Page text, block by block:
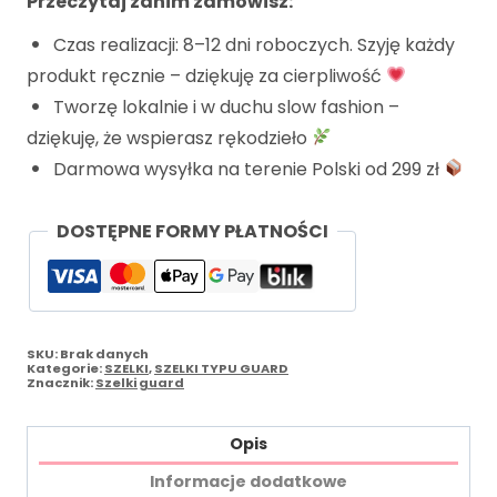
Czas realizacji: 8–12 dni roboczych. Szyję każdy
produkt ręcznie – dziękuję za cierpliwość
Tworzę lokalnie i w duchu slow fashion –
dziękuję, że wspierasz rękodzieło
Darmowa wysyłka na terenie Polski od 299 zł
DOSTĘPNE FORMY PŁATNOŚCI
SKU:Brak danych
Kategorie:SZELKI,SZELKI TYPU GUARD
Znacznik:Szelki guard
Opis
Informacje dodatkowe